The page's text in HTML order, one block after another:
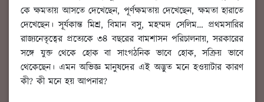
কে ক্ষমতায় আসতে দেখেছেন, পূর্ণক্ষমতায় দেখেছেন, ক্ষমতা হারাতে
দেখেছেন। সূর্যকান্ত মিশ্র, বিমান বসু, মহম্মদ সেলিম… প্রথমসারির
রাজ্যনেতৃত্বের প্রত্যেকে ৩৪ বছরের বামশাসন পরিচালনায়, সরকারের
সঙ্গে যুক্ত থেকে হোক বা সাংগঠনিক ভাবে হোক, সক্রিয় ভাবে
থেকেছেন। এমন অভিজ্ঞ মানুষদের এই অদ্ভুত মনে হওয়াটার কারণ
কী? কী মনে হয় আপনার?